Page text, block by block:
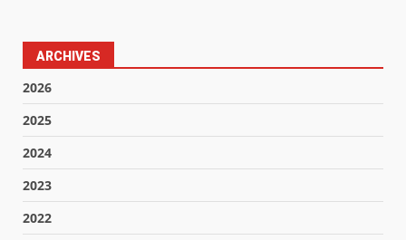
ARCHIVES
2026
2025
2024
2023
2022